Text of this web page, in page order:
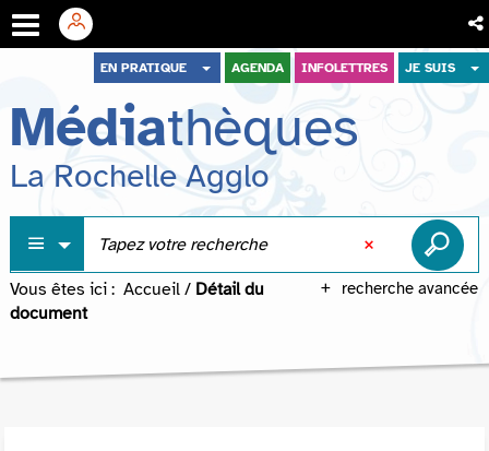
menu
contenu
recherche
EN PRATIQUE AGENDA INFOLETTRES JE SUIS
Médiathèques
La Rochelle Agglo
recherche avancée
Vous êtes ici : Accueil / Détail du
document